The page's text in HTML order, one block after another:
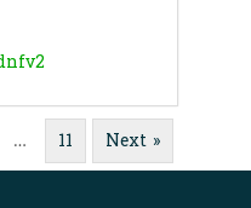
… 11 Next »